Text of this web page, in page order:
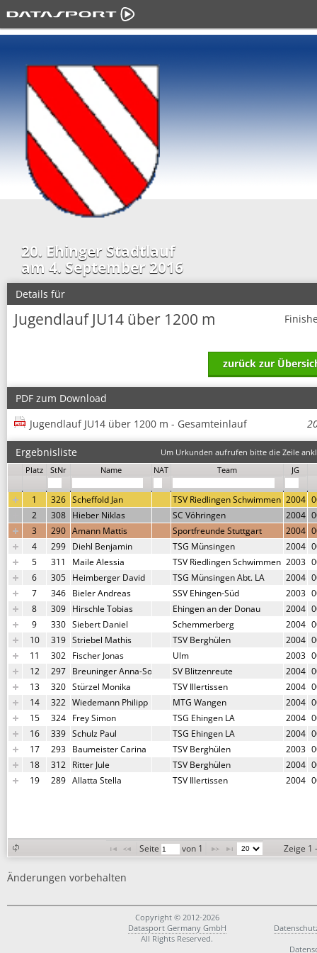
20. Ehinger Stadtlauf
am 4. September 2016
Details für
Jugendlauf JU14 über 1200 m
zurück zur
PDF zum Download
Jugendlauf JU14 über 1200 m - Gesamteinlauf
Ergebnisliste
Um Urkunden aufrufen bitte die Zeile
Platz
StNr Name NAT Team JG
1 326 Scheffold Jan TSV Riedlingen Schwimmen 2004
2
308 Hieber Niklas SC Vöhringen 2004
3
290 Amann Mattis Sportfreunde Stuttgart 2004
4
299 Diehl Benjamin TSG Münsingen 2004
5
311 Maile Alessia TSV Riedlingen Schwimmen 2003
6
305 Heimberger David TSG Münsingen Abt. LA 2004
7
346 Bieler Andreas SSV Ehingen-Süd 2003
8
309 Hirschle Tobias Ehingen an der Donau 2004
9
330 Siebert Daniel Schemmerberg 2004
10
319 Striebel Mathis TSV Berghülen 2004
11
302 Fischer Jonas Ulm 2003
12
297 Breuninger Anna-Sophia SV Blitzenreute 2004
13
320 Stürzel Monika TSV Illertissen 2004
14
322 Wiedemann Philipp MTG Wangen 2004
15
324 Frey Simon TSG Ehingen LA 2004
16
339 Schulz Paul TSG Ehingen LA 2004
17
293 Baumeister Carina TSV Berghülen 2003
18
312 Ritter Jule TSV Berghülen 2004
19
289 Allatta Stella TSV Illertissen 2004
Seite von 1 Zeige 1
Änderungen vorbehalten
Copyright © 2012-2026
Datasport Germany GmbH
All Rights Reserved.